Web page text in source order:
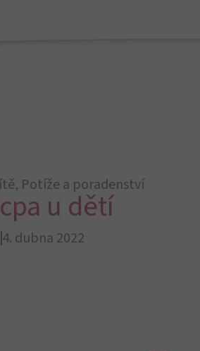
, Potíže a poradenství
u dětí
4. dubna 2022